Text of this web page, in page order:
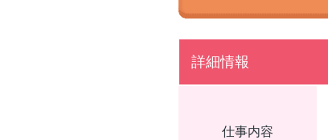
詳細情報
仕事内容